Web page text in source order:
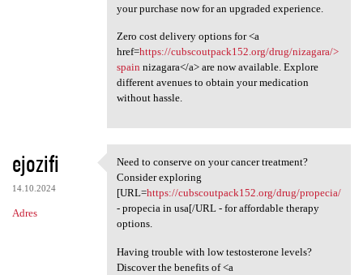
your purchase now for an upgraded experience.
Zero cost delivery options for <a
href=https://cubscoutpack152.org/drug/nizagara/>
spain nizagara</a> are now available. Explore
different avenues to obtain your medication
without hassle.
ejozifi
14.10.2024
Adres
Need to conserve on your
Need to conserve on your cancer treatment?
Consider exploring
[URL=https://cubscoutpack152.org/drug/propecia/
- propecia in usa[/URL - for affordable therapy
options.
Having trouble with low testosterone levels?
Discover the benefits of <a